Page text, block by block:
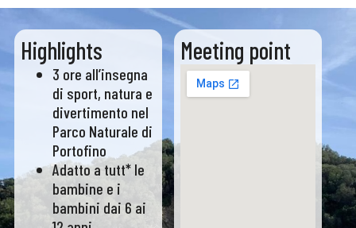
Highlights
3 ore all’insegna
di sport, natura e
divertimento nel
Parco Naturale di
Portofino
Adatto a tutt* le
bambine e i
bambini dai 6 ai
Meeting point